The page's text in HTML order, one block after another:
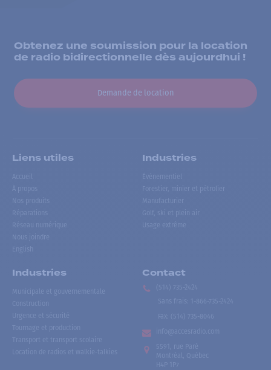
Obtenez une soumission pour la location
de radio bidirectionnelle dès aujourdhui !
Demande de location
Liens utiles
Accueil
À propos
Nos produits
Réparations
Réseau numérique
Nous joindre
English
Industries
Événementiel
Forestier, minier et pétrolier
Manufacturier
Golf, ski et plein air
Usage extrême
Industries
Municipale et gouvernementale
Construction
Urgence et sécurité
Tournage et production
Transport et transport scolaire
Location de radios et walkie-talkies
Contact
(514) 735-2424
Sans frais
1-866-735-2424
Fax:
(514) 735-8046
info@accesradio.com
5591, rue Paré
Montréal, Québec
H4P 1P7